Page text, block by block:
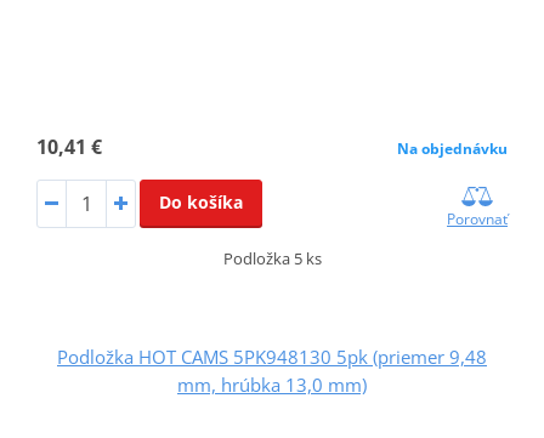
10,41 € Na objednávku
Do košíka
Porovnať
Podložka 5 ks
Podložka HOT CAMS 5PK948130 5pk (priemer 9,48
mm, hrúbka 13,0 mm)